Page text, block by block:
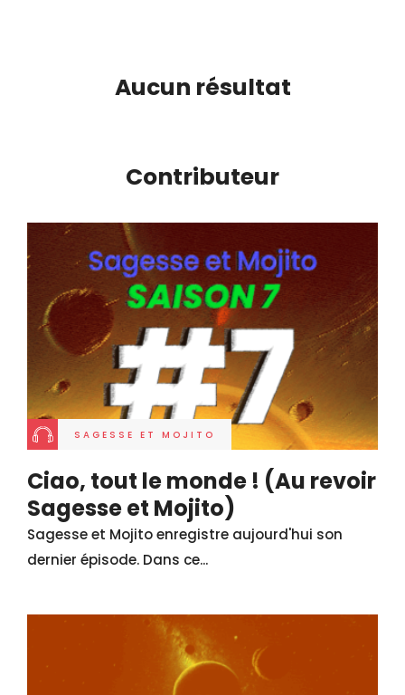
Aucun résultat
Contributeur
SAGESSE ET MOJITO
Ciao, tout le monde ! (Au revoir
Sagesse et Mojito)
Sagesse et Mojito enregistre aujourd'hui son
dernier épisode. Dans ce...